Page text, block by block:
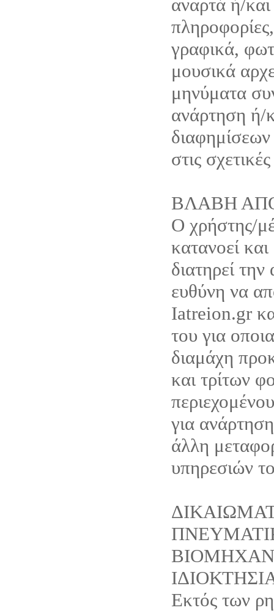
αναρτά ή/και
γραφικά,
μουσικά
μηνύματα
ανάρτηση ή/
στις
ΒΛΑΒΗ
Ο χρήστης/
κατανοεί και
διατηρεί
ευθύνη να
Iatreion.gr
του για
διαμάχη
και τρίτων
για
άλλη
υπηρεσιών
Εκτός των